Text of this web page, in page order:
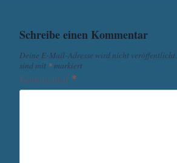
Schreibe einen Kommentar
Deine E-Mail-Adresse wird nicht veröffentlicht.
sind mit *markiert
Kommentar *